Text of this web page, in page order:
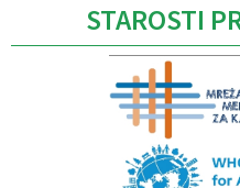
STAROSTI